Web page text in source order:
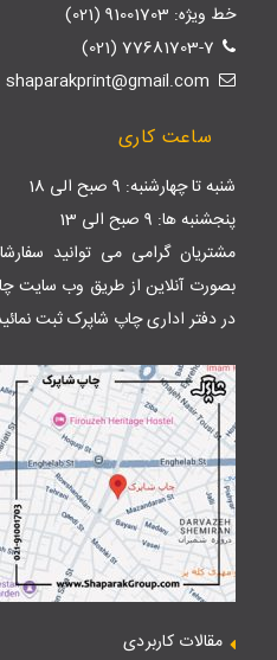
خط ویژه: 91001703 (021)
77681703-7 (021)
ساعت کاری
شنبه تا چهارشنبه: 9 صبح الی 18
پنجشنبه ها: 9 صبح الی 13
مشتریان گرامی می توانید
بصورت آنلاین از طریق وب سایت
در دفتر اداری چاپ شاپرک ثبت
مقالات کاربردی